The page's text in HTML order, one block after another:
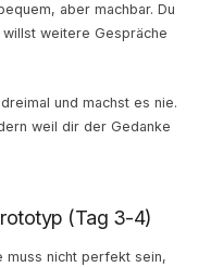
aber machbar. Du
weitere Gespräche
und machst es nie.
weil dir der Gedanke
(Tag 3-4)
muss nicht perfekt sein,